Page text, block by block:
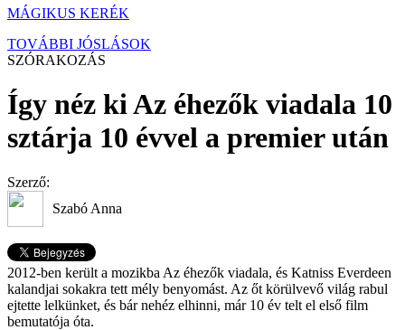
MÁGIKUS KERÉK
TOVÁBBI JÓSLÁSOK
SZÓRAKOZÁS
Így néz ki Az éhezők viadala 10
sztárja 10 évvel a premier után
Szerző:
Szabó Anna
2012-ben került a mozikba Az éhezők viadala, és Katniss Everdeen
kalandjai sokakra tett mély benyomást. Az őt körülvevő világ rabul
ejtette lelkünket, és bár nehéz elhinni, már 10 év telt el első film
bemutatója óta.